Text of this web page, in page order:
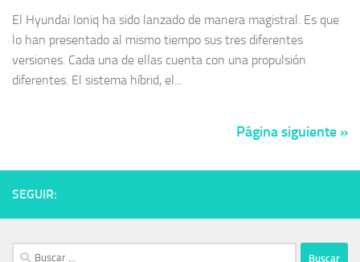
El Hyundai Ioniq ha sido lanzado de manera magistral. Es que
lo han presentado al mismo tiempo sus tres diferentes
versiones. Cada una de ellas cuenta con una propulsión
diferentes. El sistema híbrid, el...
Página siguiente »
SEGUIR:
Buscar: